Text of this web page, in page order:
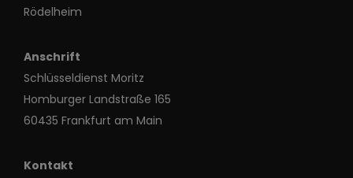
Rödelheim
Anschrift
Schlüsseldienst Moritz
Homburger Landstraße 165
60435 Frankfurt am Main
Kontakt